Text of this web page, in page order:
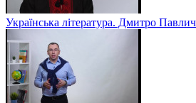
Українська література. Дмитро